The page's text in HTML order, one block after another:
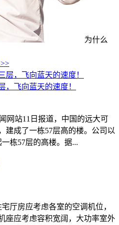
为什么
，飞向蓝天的速度！
网站11日报道，中国的远大可
建成了一栋57层高的楼。公司以
栋57层的高楼。据...
厅房应考虑各室的空调机位，
座应考虑容积宽阔，大功率室外